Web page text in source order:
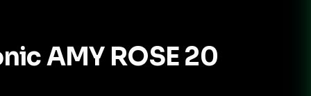
AMY ROSE 20